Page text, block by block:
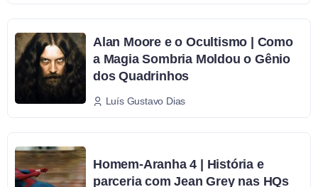
Alan Moore e o Ocultismo | Como
a Magia Sombria Moldou o Gênio
dos Quadrinhos
Luís Gustavo Dias
Homem-Aranha 4 | História e
parceria com Jean Grey nas HQs